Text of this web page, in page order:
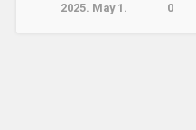
2025. May 1. 0